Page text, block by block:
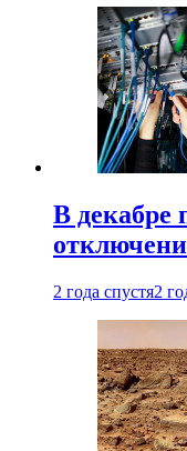
В декабре
2 года спустя2